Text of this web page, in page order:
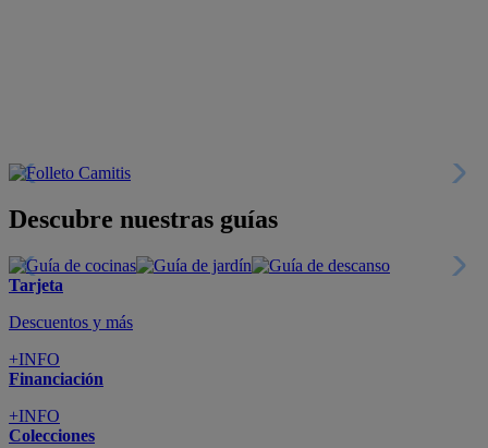
Descubre nuestras guías
Tarjeta
Descuentos y más
+INFO
Financiación
+INFO
Colecciones